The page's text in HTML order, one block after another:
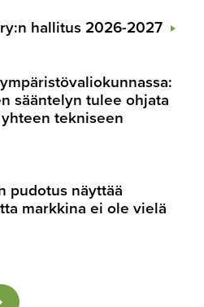
hallitus 2026-2027
sääntelyn tulee ohjata
tekniseen
pudotus näyttää
markkina ei ole vielä